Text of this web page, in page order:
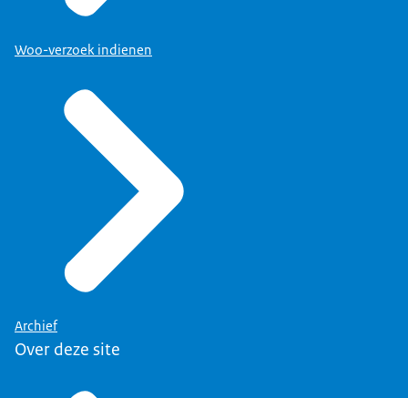
Woo-verzoek indienen
Archief
Over deze site